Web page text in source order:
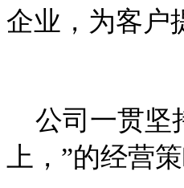
企业，为客户
公司一贯坚
上，”的经营